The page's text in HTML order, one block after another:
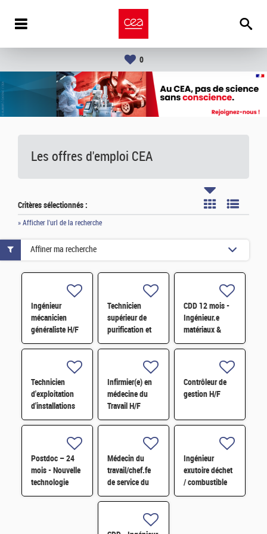
0
Les offres d'emploi CEA
Critères sélectionnés :
» Afficher l'url de la recherche
Ingénieur
mécanicien
généraliste H/F
Technicien
supérieur de
purification et
fabrication en
CDD 12 mois -
Ingénieur.e
matériaux &
soudage H/F
Technicien
d'exploitation
d'installations
H/F
Infirmier(e) en
médecine du
Travail H/F
Contrôleur de
gestion H/F
Postdoc – 24
mois - Nouvelle
technologie
d'imagerie
Médecin du
travail/chef.fe
de service du
SPST H/F
Ingénieur
exutoire déchet
/ combustible
H/F
Affiner ma recherche